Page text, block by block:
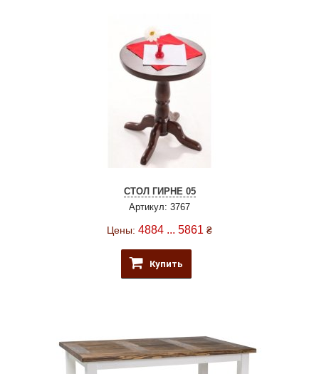
СТОЛ ГИРНЕ 05
Артикул: 3767
Цены: 4884 ... 5861 ₴
Купить